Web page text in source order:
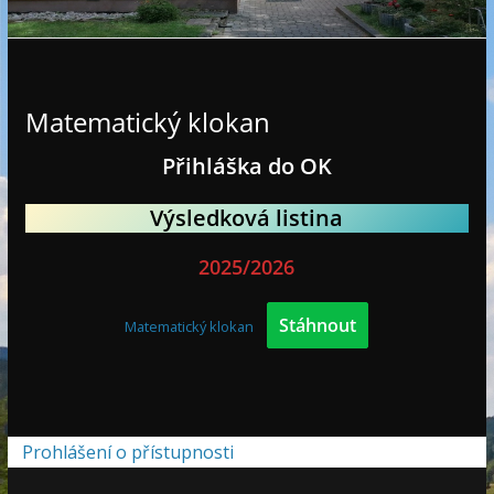
e
Matematický klokan
Přihláška do OK
Výsledková listina
2025/2026
Matematický klokan Stáhnout
Prohlášení o přístupnosti